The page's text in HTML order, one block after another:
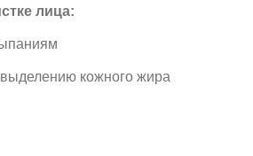
лица:
кожного жира